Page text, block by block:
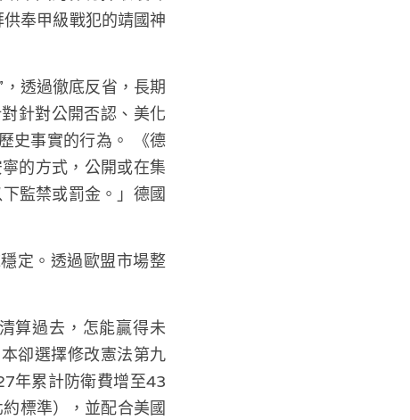
奉甲級戰犯的靖國神
透過徹底反省，長期
針對公開否認、美化
史事實的行為。 《德
的方式，公開或在集
監禁或罰金。」德國
定。透過歐盟市場整
算過去，怎能贏得未
卻選擇修改憲法第九
年累計防衛費增至43
標準），並配合美國